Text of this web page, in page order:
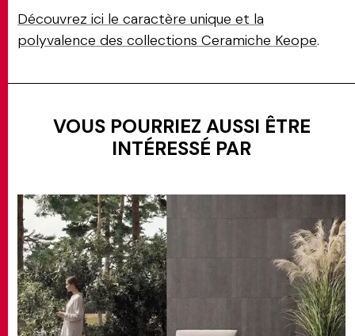
Découvrez ici le caractère unique et la
polyvalence des collections Ceramiche Keope.
VOUS POURRIEZ AUSSI ÊTRE
INTÉRESSÉ PAR